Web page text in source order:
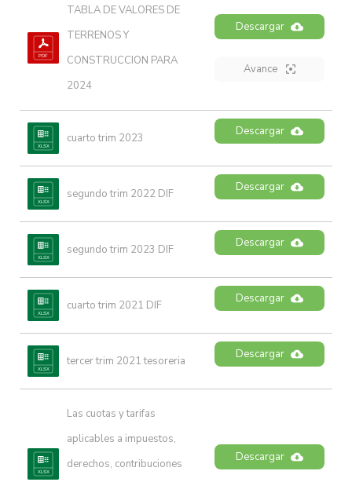
TABLA DE VALORES DE
TERRENOS Y
CONSTRUCCION PARA
2024
Descargar
Avance
cuarto trim 2023 Descargar
segundo trim 2022 DIF Descargar
segundo trim 2023 DIF Descargar
cuarto trim 2021 DIF Descargar
tercer trim 2021 tesoreria Descargar
Las cuotas y tarifas
aplicables a impuestos,
derechos, contribuciones
Descargar